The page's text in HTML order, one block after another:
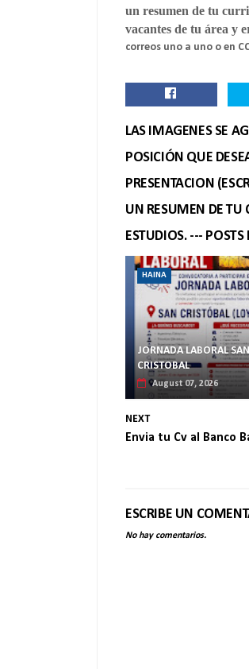
un resumen de tu
vacantes de tu área y
correos uno a uno o en
LAS IMAGENES SE
POSICIÓN QUE
PRESENTACION
UN RESUMEN DE TU
ESTUDIOS. ---
HAINA
JORNADA LABORAL SAN
CRISTOBAL
August 07, 2026
NEXT
Envia tu Cv al Banco
ESCRIBE UN
No hay comentarios.